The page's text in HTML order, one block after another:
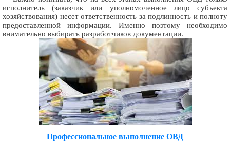
исполнитель (заказчик или уполномоченное лицо субъекта
хозяйствования) несет ответственность за подлинность и полноту
предоставленной информации. Именно поэтому необходимо
внимательно выбирать разработчиков документации.
Профессиональное выполнение ОВД